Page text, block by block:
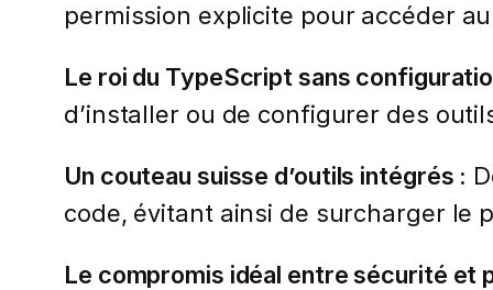
permission explicite pour accéder
Le roi du TypeScript sans
d’installer ou de configurer des
Un couteau suisse d’outils intégrés :
code, évitant ainsi de surcharger le
Le compromis idéal entre sécurité et